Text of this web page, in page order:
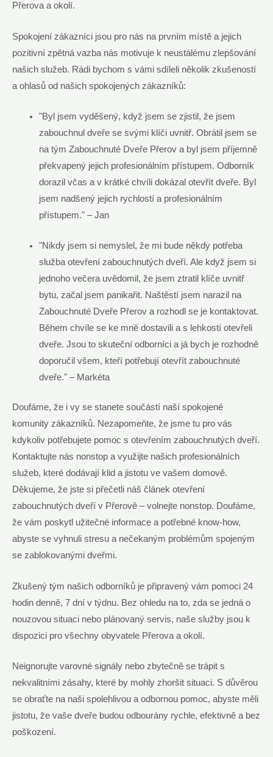
Přerova a okolí.
Spokojení zákazníci jsou pro nás na prvním místě a jejich
pozitivní zpětná vazba nás motivuje k neustálému zlepšování
našich služeb. Rádi bychom s vámi sdíleli několik zkušeností
a ohlasů od našich spokojených zákazníků:
"Byl jsem vyděšený, když jsem se zjistil, že jsem
zabouchnul dveře se svými klíči uvnitř. Obrátil jsem se
na tým Zabouchnuté Dveře Přerov a byl jsem příjemně
překvapený jejich profesionálním přístupem. Odborník
dorazil včas a v krátké chvíli dokázal otevřít dveře. Byl
jsem nadšený jejich rychlostí a profesionálním
přístupem." – Jan
"Nikdy jsem si nemyslel, že mi bude někdy potřeba
služba otevření zabouchnutých dveří. Ale když jsem si
jednoho večera uvědomil, že jsem ztratil klíče uvnitř
bytu, začal jsem panikařit. Naštěstí jsem narazil na
Zabouchnuté Dveře Přerov a rozhodl se je kontaktovat.
Během chvíle se ke mně dostavili a s lehkostí otevřeli
dveře. Jsou to skuteční odborníci a já bych je rozhodně
doporučil všem, kteří potřebují otevřít zabouchnuté
dveře." – Markéta
Doufáme, že i vy se stanete součástí naší spokojené
komunity zákazníků. Nezapomeňte, že jsme tu pro vás
kdykoliv potřebujete pomoc s otevřením zabouchnutých dveří.
Kontaktujte nás nonstop a využijte našich profesionálních
služeb, které dodávají klid a jistotu ve vašem domově.
Děkujeme, že jste si přečetli náš článek otevření
zabouchnutých dveří v Přerově – volnejte nonstop. Doufáme,
že vám poskytl užitečné informace a potřebné know-how,
abyste se vyhnuli stresu a nečekaným problémům spojeným
se zablokovanými dveřmi.
Zkušený tým našich odborníků je připravený vám pomoci 24
hodin denně, 7 dní v týdnu. Bez ohledu na to, zda se jedná o
nouzovou situaci nebo plánovaný servis, naše služby jsou k
dispozici pro všechny obyvatele Přerova a okolí.
Neignorujte varovné signály nebo zbytečně se trápit s
nekvalitními zásahy, které by mohly zhoršit situaci. S důvěrou
se obraťte na naši spolehlivou a odbornou pomoc, abyste měli
jistotu, že vaše dveře budou odbourány rychle, efektivně a bez
poškození.